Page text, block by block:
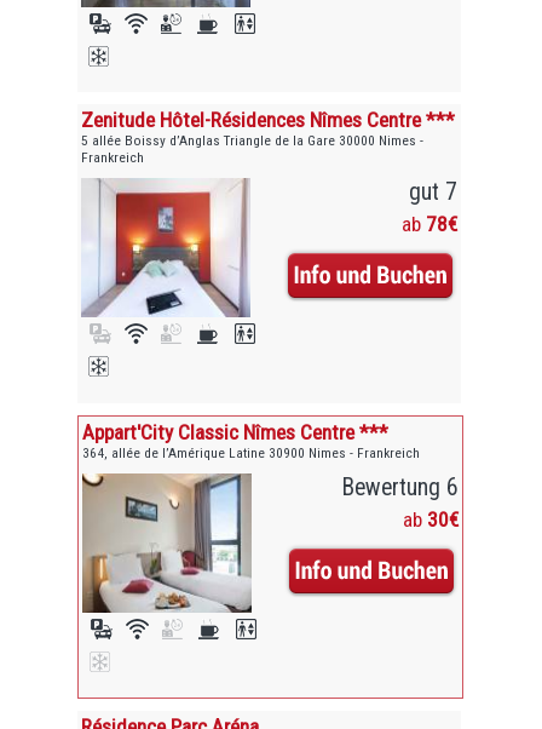
Zenitude Hôtel-Résidences Nîmes Centre ***
5 allée Boissy d’Anglas Triangle de la Gare 30000 Nimes -
Frankreich
gut 7
ab 78€
Appart'City Classic Nîmes Centre ***
364, allée de l’Amérique Latine 30900 Nimes - Frankreich
Bewertung 6
ab 30€